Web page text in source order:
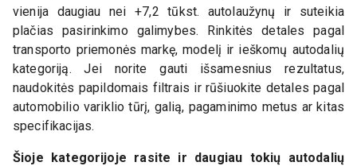
vienija daugiau nei +7,2 tūkst. autolaužynų ir suteikia
plačias pasirinkimo galimybes. Rinkitės detales pagal
transporto priemonės markę, modelį ir ieškomų autodalių
kategoriją. Jei norite gauti išsamesnius rezultatus,
naudokitės papildomais filtrais ir rūšiuokite detales pagal
automobilio variklio tūrį, galią, pagaminimo metus ar kitas
specifikacijas.
Šioje kategorijoje rasite ir daugiau tokių autodalių